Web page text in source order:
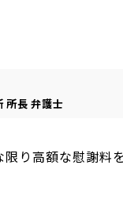
所長 弁護士
り高額な慰謝料